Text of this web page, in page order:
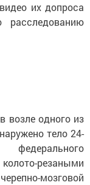
их допроса
расследованию
возле одного из
тело 24-
резаными
мозговой